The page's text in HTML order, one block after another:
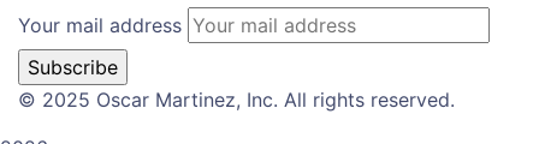
Your mail address
© 2025 Oscar Martinez, Inc. All rights reserved.